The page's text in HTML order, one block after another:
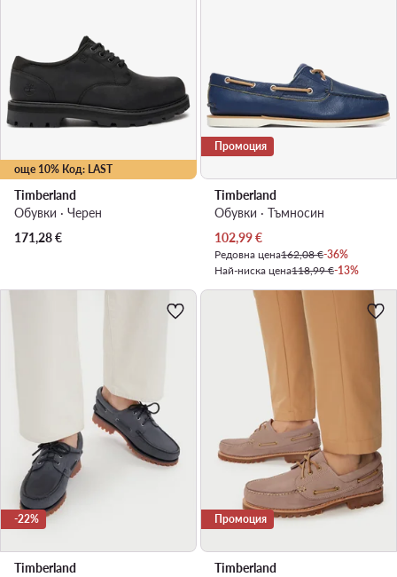
още 10% Код: LAST
Timberland
Обувки · Черен
171,28€
Промоция
Timberland
Обувки · Тъмносин
Актуална цена
102,99€
Редовна цена162,08 €-36%
Най-ниска цена118,99 €-13%
-22%
Timberland
Промоция
Timberland